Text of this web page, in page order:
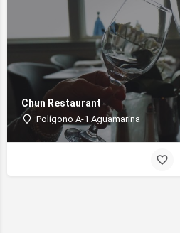
Chun Restaurant
Polígono A-1 Aguamarina